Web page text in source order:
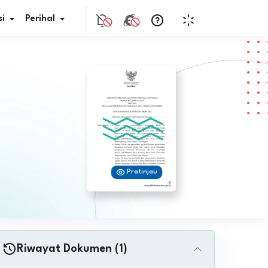
JDIH
Perihal
Pratinjau
Riwayat Dokumen (1)